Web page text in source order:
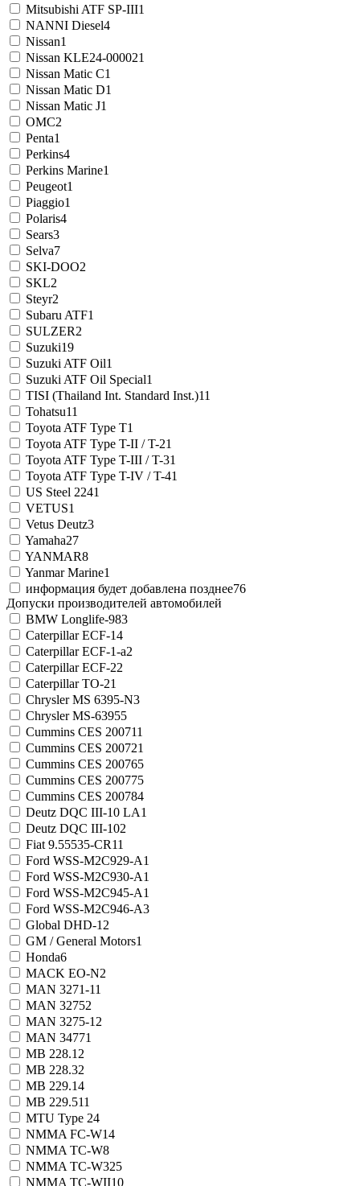
Mitsubishi ATF SP-III1
NANNI Diesel4
Nissan1
Nissan KLE24-000021
Nissan Matic C1
Nissan Matic D1
Nissan Matic J1
OMC2
Penta1
Perkins4
Perkins Marine1
Peugeot1
Piaggio1
Polaris4
Sears3
Selva7
SKI-DOO2
SKL2
Steyr2
Subaru ATF1
SULZER2
Suzuki19
Suzuki ATF Oil1
Suzuki ATF Oil Special1
TISI (Thailand Int. Standard Inst.)11
Tohatsu11
Toyota ATF Type T1
Toyota ATF Type T-II / T-21
Toyota ATF Type T-III / T-31
Toyota ATF Type T-IV / T-41
US Steel 2241
VETUS1
Vetus Deutz3
Yamaha27
YANMAR8
Yanmar Marine1
информация будет добавлена позднее76
Допуски производителей автомобилей
BMW Longlife-983
Caterpillar ECF-14
Caterpillar ECF-1-a2
Caterpillar ECF-22
Caterpillar TO-21
Chrysler MS 6395-N3
Chrysler MS-63955
Cummins CES 200711
Cummins CES 200721
Cummins CES 200765
Cummins CES 200775
Cummins CES 200784
Deutz DQC III-10 LA1
Deutz DQC III-102
Fiat 9.55535-CR11
Ford WSS-M2C929-A1
Ford WSS-M2C930-A1
Ford WSS-M2C945-A1
Ford WSS-M2C946-A3
Global DHD-1 2
GM / General Motors1
Honda6
MACK EO-N2
MAN 3271-11
MAN 32752
MAN 3275-1 2
MAN 34771
MB 228.1 2
MB 228.32
MB 229.14
MB 229.511
MTU Type 24
NMMA FC-W14
NMMA TC-W8
NMMA TC-W325
NMMA TC-WII10